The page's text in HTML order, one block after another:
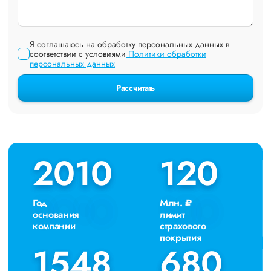
Я соглашаюсь на обработку персональных данных в
соответствии с условиями Политики обработки
персональных данных
Рассчитать
2010
2010
Год
основания
компании
120
120
Млн. ₽
лимит
страхового
покрытия